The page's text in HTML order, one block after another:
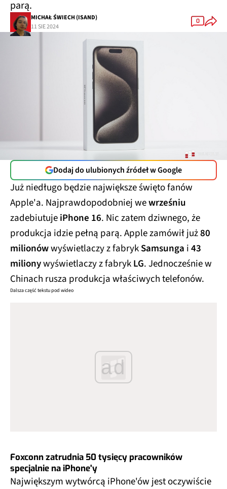
parą.
MICHAŁ ŚWIECH (ISAND)
11 SIE 2024
0
Dodaj do ulubionych źródeł w Google
Już niedługo będzie największe święto fanów
Apple'a. Najprawdopodobniej wewrześniu
zadebiutujeiPhone 16. Nic zatem dziwnego, że
produkcja idzie pełną parą. Apple zamówił już80
milionówwyświetlaczy z fabrykSamsunga i43
milionywyświetlaczy z fabrykLG. Jednocześnie w
Chinach rusza produkcja właściwych telefonów.
Dalsza część tekstu pod wideo
ad
Foxconn zatrudnia 50 tysięcy pracowników
specjalnie na iPhone'y
Największym wytwórcą iPhone'ów jest oczywiście